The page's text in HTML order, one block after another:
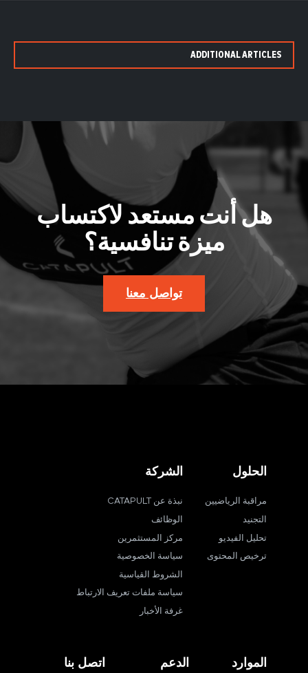
ADDITIONAL ARTICLES
هل أنت مستعد لاكتساب
ميزة تنافسية؟
تواصل معنا
الحلول
مراقبة الرياضيين
التجنيد
تحليل الفيديو
ترخيص المحتوى
الشركة
نبذة عن CATAPULT
الوظائف
مركز المستثمرين
سياسة الخصوصية
الشروط القياسية
سياسة ملفات تعريف الارتباط
غرفة الأخبار
الموارد الدعم اتصل بنا